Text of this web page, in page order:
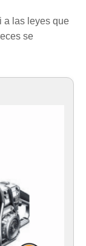
a las leyes que
se